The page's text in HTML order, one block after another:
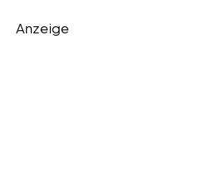
Anzeige